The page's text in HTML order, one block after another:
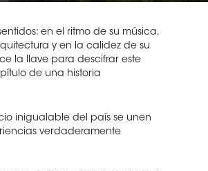
en el ritmo de su música,
y en la calidez de su
la llave para descifrar este
de una historia
inigualable del país se unen
verdaderamente